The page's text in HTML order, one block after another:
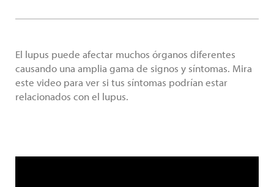
El lupus puede afectar muchos órganos diferentes
causando una amplia gama de signos y síntomas. Mira
este video para ver si tus síntomas podrían estar
relacionados con el lupus.